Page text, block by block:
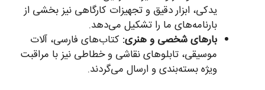
یدکی، ابزار دقیق و تجهیزات کارگاهی نیز بخشی از
بارنامه‌های ما را تشکیل می‌دهد.
بارهای شخصی و هنری: کتاب‌های فارسی، آلات
موسیقی، تابلوهای نقاشی و خطاطی نیز با مراقبت
ویژه بسته‌بندی و ارسال می‌گردند.